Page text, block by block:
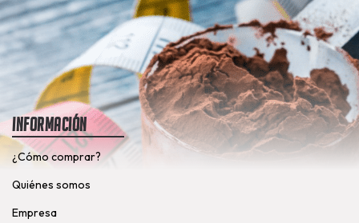
Información
¿Cómo comprar?
Quiénes somos
Empresa